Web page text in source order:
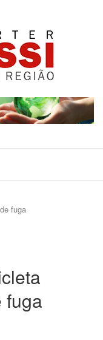
fuga
fuga